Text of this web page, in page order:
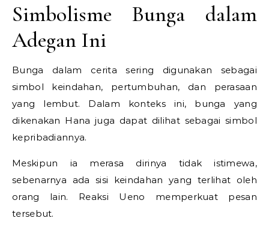
Simbolisme Bunga dalam
Adegan Ini
Bunga dalam cerita sering digunakan sebagai
simbol keindahan, pertumbuhan, dan perasaan
yang lembut. Dalam konteks ini, bunga yang
dikenakan Hana juga dapat dilihat sebagai simbol
kepribadiannya.
Meskipun ia merasa dirinya tidak istimewa,
sebenarnya ada sisi keindahan yang terlihat oleh
orang lain. Reaksi Ueno memperkuat pesan
tersebut.